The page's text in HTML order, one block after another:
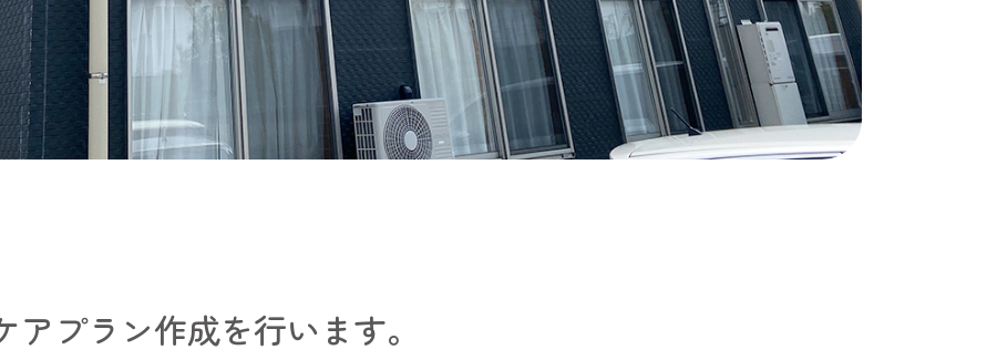
プラン作成を行います。